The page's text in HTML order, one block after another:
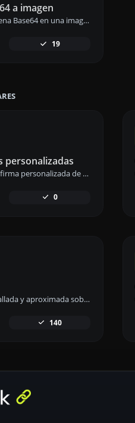
a imagen
Transforma cualquier cadena Base64 en una imagen visualizable de manera fácil y rápida.
19
personalizadas
Crea y descarga tu propia firma personalizada de manera rápida y sencilla con nuestro generador de firmas.
0
Accede a información detallada y aproximada sobre cualquier dirección IP de forma sencilla y rápida.
140